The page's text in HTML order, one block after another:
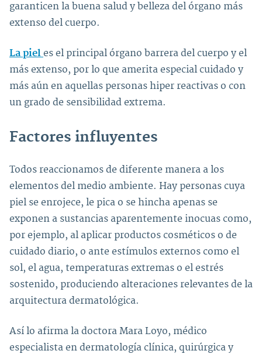
garanticen la buena salud y belleza del órgano más
extenso del cuerpo.
La piel es el principal órgano barrera del cuerpo y el
más extenso, por lo que amerita especial cuidado y
más aún en aquellas personas hiper reactivas o con
un grado de sensibilidad extrema.
Factores influyentes
Todos reaccionamos de diferente manera a los
elementos del medio ambiente. Hay personas cuya
piel se enrojece, le pica o se hincha apenas se
exponen a sustancias aparentemente inocuas como,
por ejemplo, al aplicar productos cosméticos o de
cuidado diario, o ante estímulos externos como el
sol, el agua, temperaturas extremas o el estrés
sostenido, produciendo alteraciones relevantes de la
arquitectura dermatológica.
Así lo afirma la doctora Mara Loyo, médico
especialista en dermatología clínica, quirúrgica y